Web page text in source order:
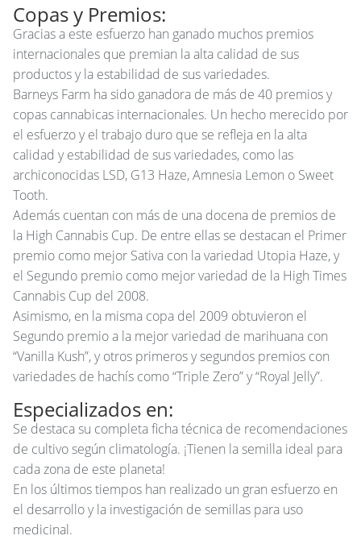
Copas y Premios:
Gracias a este esfuerzo han ganado muchos premios
internacionales que premian la alta calidad de sus
productos y la estabilidad de sus variedades.
Barneys Farm ha sido ganadora de más de 40 premios y
copas cannabicas internacionales. Un hecho merecido por
el esfuerzo y el trabajo duro que se refleja en la alta
calidad y estabilidad de sus variedades, como las
archiconocidas LSD, G13 Haze, Amnesia Lemon o Sweet
Tooth.
Además cuentan con más de una docena de premios de
la High Cannabis Cup. De entre ellas se destacan el Primer
premio como mejor Sativa con la variedad Utopia Haze, y
el Segundo premio como mejor variedad de la High Times
Cannabis Cup del 2008.
Asimismo, en la misma copa del 2009 obtuvieron el
Segundo premio a la mejor variedad de marihuana con
“Vanilla Kush”, y otros primeros y segundos premios con
variedades de hachís como “Triple Zero” y “Royal Jelly”.
Especializados en:
Se destaca su completa ficha técnica de recomendaciones
de cultivo según climatología. ¡Tienen la semilla ideal para
cada zona de este planeta!
En los últimos tiempos han realizado un gran esfuerzo en
el desarrollo y la investigación de semillas para uso
medicinal.